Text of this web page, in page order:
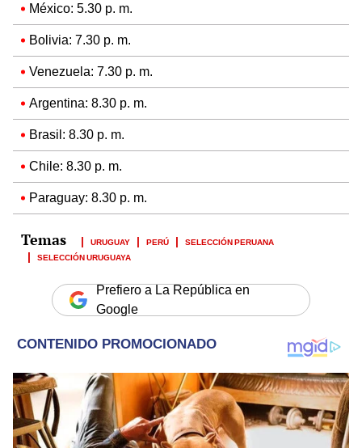
México: 5.30 p. m.
Bolivia: 7.30 p. m.
Venezuela: 7.30 p. m.
Argentina: 8.30 p. m.
Brasil: 8.30 p. m.
Chile: 8.30 p. m.
Paraguay: 8.30 p. m.
URUGUAY PERÚ
SELECCIÓN PERUANA
SELECCIÓN URUGUAYA
Prefiero a La República en
Google